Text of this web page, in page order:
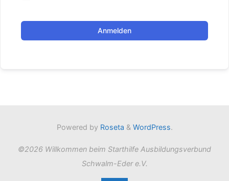
Anmelden
Powered byRoseta & WordPress.
©2026 Willkommen beim Starthilfe Ausbildungsverbund
Schwalm-Eder e.V.